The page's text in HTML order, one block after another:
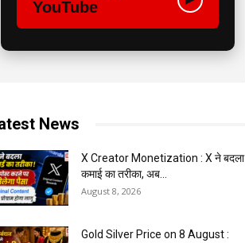
YouTube
News
X Creator Monetization : X ने बदला
कमाई का तरीका, अब...
August 8, 2026
Gold Silver Price on 8 August :